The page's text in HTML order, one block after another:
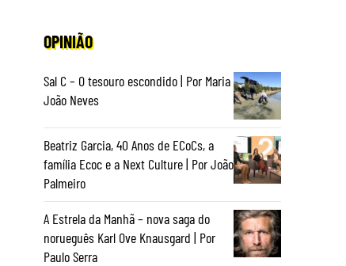
OPINIÃO
Sal C – O tesouro escondido | Por Maria
João Neves
Beatriz Garcia, 40 Anos de ECoCs, a
família Ecoc e a Next Culture | Por João
Palmeiro
A Estrela da Manhã – nova saga do
norueguês Karl Ove Knausgard | Por
Paulo Serra